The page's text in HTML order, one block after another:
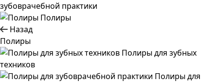
зубоврачебной практики
Полиры
Назад
Полиры
Полиры для зубных
техников
Полиры для